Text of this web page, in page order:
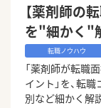
【薬剤師の
を"細かく"
転職ノウハウ
「薬剤師が転職
イント」を、転
別など細かく解